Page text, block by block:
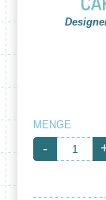
MENGE
-